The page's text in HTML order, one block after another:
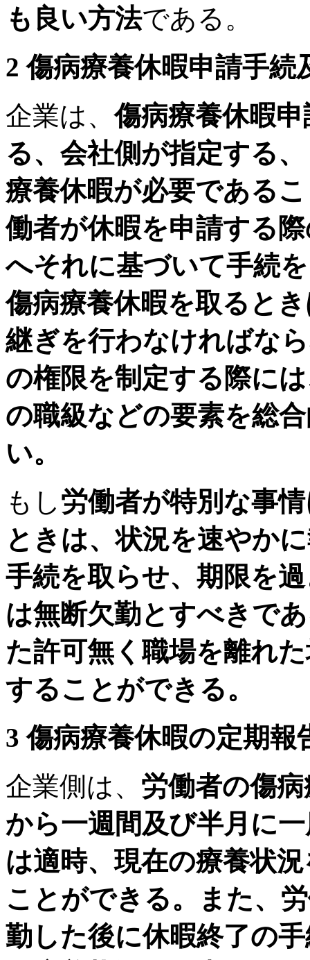
も良い方法である。
2 傷病療養休暇申請手続
企業は、傷病療養休暇
る、会社側が指定する
療養休暇が必要である
働者が休暇を申請する
へそれに基づいて手続
傷病療養休暇を取ると
継ぎを行わなければな
の権限を制定する際に
の職級などの要素を総
い。
もし労働者が特別な事
ときは、状況を速やか
手続を取らせ、期限を
は無断欠勤とすべきで
た許可無く職場を離れ
することができる。
3 傷病療養休暇の定期報
企業側は、 労働者の傷
から一週間及び半月に
は適時、現在の療養状
ことができる。また、
勤した後に休暇終了の